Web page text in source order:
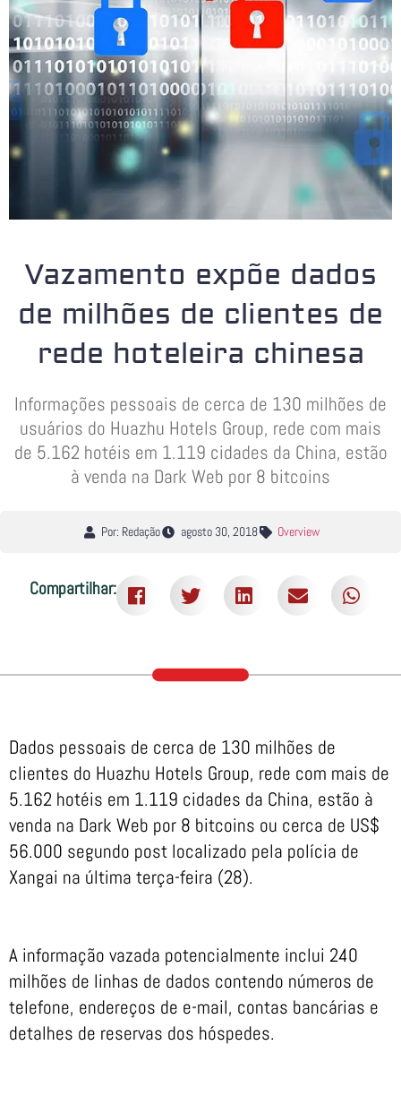
Vazamento expõe dados
de milhões de clientes de
rede hoteleira chinesa
Informações pessoais de cerca de 130 milhões de
usuários do Huazhu Hotels Group, rede com mais
de 5.162 hotéis em 1.119 cidades da China, estão
à venda na Dark Web por 8 bitcoins
Por: Redação agosto 30, 2018 Overview
Compartilhar:
Dados pessoais de cerca de 130 milhões de
clientes do Huazhu Hotels Group, rede com mais de
5.162 hotéis em 1.119 cidades da China, estão à
venda na Dark Web por 8 bitcoins ou cerca de US$
56.000 segundo post localizado pela polícia de
Xangai na última terça-feira (28).
A informação vazada potencialmente inclui 240
milhões de linhas de dados contendo números de
telefone, endereços de e-mail, contas bancárias e
detalhes de reservas dos hóspedes.